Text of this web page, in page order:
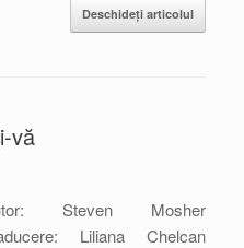
Deschideți articolul
vă
Steven Mosher
Liliana Chelcan